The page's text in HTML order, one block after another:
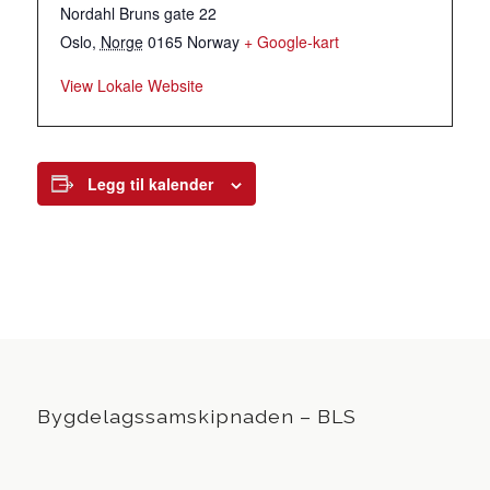
Nordahl Bruns gate 22
Oslo, Norge 0165 Norway + Google-kart
View Lokale Website
Legg til kalender
Bygdelagssamskipnaden – BLS